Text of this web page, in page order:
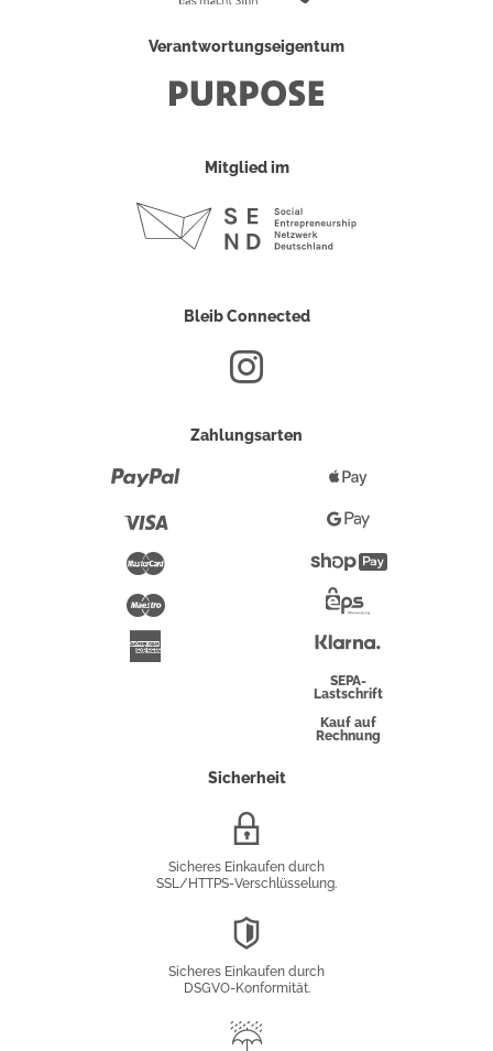
Verantwortungseigentum
Mitglied im
Bleib Connected
Zahlungsarten
Maestro
Pay
Google
Pay
Überweisung
SEPA-
Lastschrift
Kauf auf
Rechnung
Sicherheit
Sicheres Einkaufen durch
SSL/HTTPS-Verschlüsselung.
Sicheres Einkaufen durch
DSGVO-Konformität.